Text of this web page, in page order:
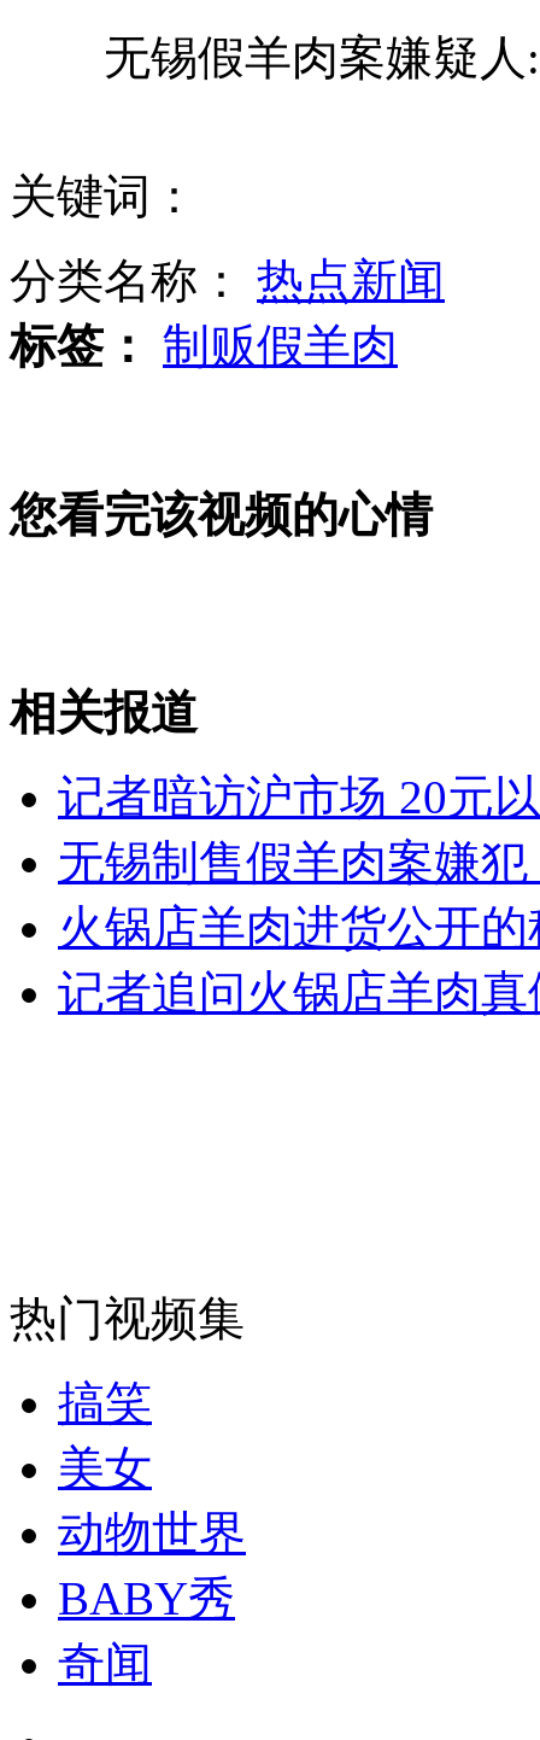
专家表示海南岛不会成为中国版"关岛"
孟加拉国大楼倒塌事故遇难者增至622人
俄媒称乌克兰舰载机训练中心或对中国有帮助
无痛分娩是否安全 医生回应
外交部：反对强权政治霸凌主义
外交部：有关国家言论片面不公正
司机酒驾遇交警 急速倒车逃窜
无锡假羊肉案嫌疑人:
关键词：
分类名称： 热点新闻
标签： 制贩假羊肉
您看完该视频的心情
相关报道
记者暗访沪市场 20元
无锡制售假羊肉案嫌
火锅店羊肉进货公开
记者追问火锅店羊肉
热门视频集
搞笑
美女
动物世界
BABY秀
奇闻